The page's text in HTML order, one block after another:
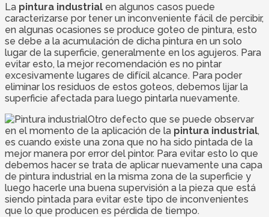
La pintura industrial en algunos casos puede
caracterizarse por tener un inconveniente fácil de percibir,
en algunas ocasiones se produce goteo de pintura, esto
se debe a la acumulación de dicha pintura en un solo
lugar de la superficie, generalmente en los agujeros. Para
evitar esto, la mejor recomendación es no pintar
excesivamente lugares de difícil alcance. Para poder
eliminar los residuos de estos goteos, debemos lijar la
superficie afectada para luego pintarla nuevamente.
Otro defecto que se puede observar
en el momento de la aplicación de la pintura industrial,
es cuando existe una zona que no ha sido pintada de la
mejor manera por error del pintor. Para evitar esto lo que
debemos hacer se trata de aplicar nuevamente una capa
de pintura industrial en la misma zona de la superficie y
luego hacerle una buena supervisión a la pieza que está
siendo pintada para evitar este tipo de inconvenientes
que lo que producen es pérdida de tiempo.